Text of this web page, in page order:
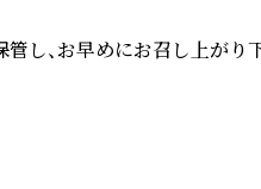
保管し、お早めにお